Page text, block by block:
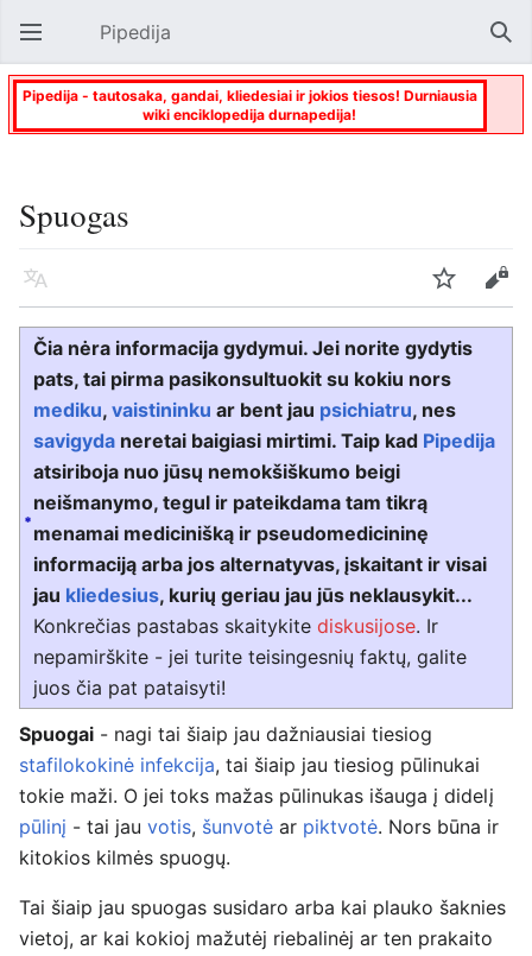
Atverti pagrindinį meniu Pipedija
Pipedija - tautosaka, gandai, kliedesiai ir jokios tiesos! Durniausia
wiki enciklopedija durnapedija!
Spuogas
Kalba Stebėti Keisti
Čia nėra informacija gydymui. Jei norite gydytis
pats, tai pirma pasikonsultuokit su kokiu nors
mediku,vaistininku ar bent jau psichiatru, nes
savigyda neretai baigiasi mirtimi. Taip kad Pipedija
atsiriboja nuo jūsų nemokšiškumo beigi
neišmanymo, tegul ir pateikdama tam tikrą
menamai medicinišką ir pseudomedicininę
informaciją arba jos alternatyvas, įskaitant ir visai
jau kliedesius, kurių geriau jau jūs neklausykit...
Konkrečias pastabas skaitykitediskusijose. Ir
nepamirškite - jei turite teisingesnių faktų, galite
juos čia pat pataisyti!
Spuogai - nagi tai šiaip jau dažniausiai tiesiog
stafilokokinė infekcija, tai šiaip jau tiesiog pūlinukai
tokie maži. O jei toks mažas pūlinukas išauga į didelį
pūlinį - tai jau votis, šunvotė ar piktvotė. Nors būna ir
kitokios kilmės spuogų.
Tai šiaip jau spuogas susidaro arba kai plauko šaknies
vietoj, ar kai kokioj mažutėj riebalinėj ar ten prakaito